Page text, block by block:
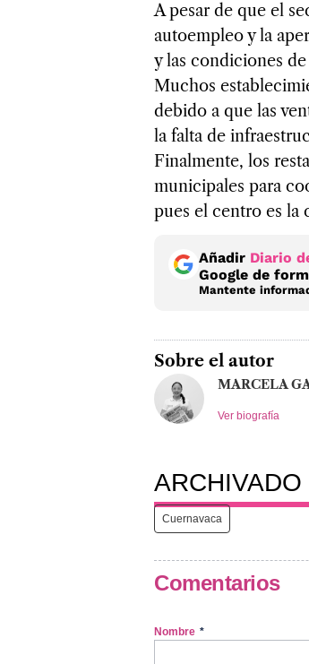
A pesar de que el
autoempleo y la
y las condiciones
Muchos
debido a que las
la falta de
Finalmente, los
municipales para
pues el centro es la
Añadir Diario
Google de
Mantente
Sobre el autor
MARCELA
Ver biografía
ARCHIVADO
Cuernavaca
Comentarios
Nombre *